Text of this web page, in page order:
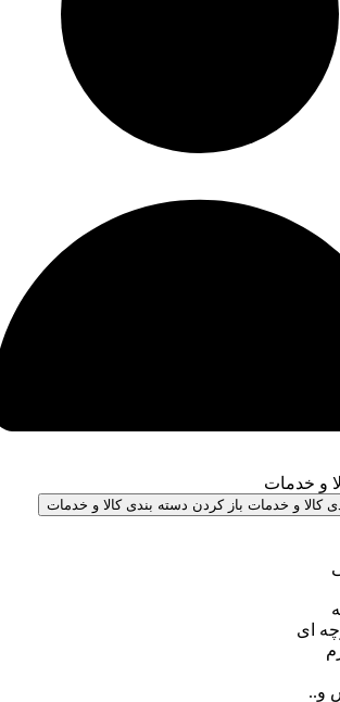
باز کردن دسته بندی کالا و خدمات